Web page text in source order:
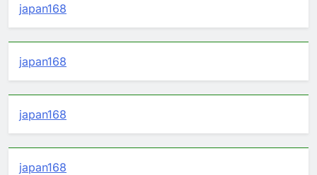
japan168
japan168
japan168
japan168